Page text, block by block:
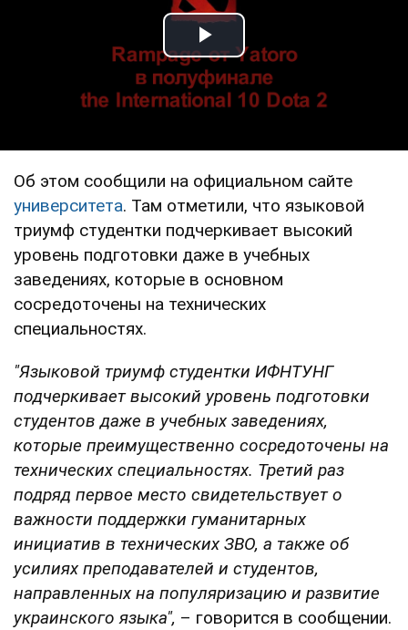
Play Video
Об этом сообщили на официальном сайте
университета. Там отметили, что языковой
триумф студентки подчеркивает высокий
уровень подготовки даже в учебных
заведениях, которые в основном
сосредоточены на технических
специальностях.
"Языковой триумф студентки ИФНТУНГ
подчеркивает высокий уровень подготовки
студентов даже в учебных заведениях,
которые преимущественно сосредоточены на
технических специальностях. Третий раз
подряд первое место свидетельствует о
важности поддержки гуманитарных
инициатив в технических ЗВО, а также об
усилиях преподавателей и студентов,
направленных на популяризацию и развитие
украинского языка", – говорится в сообщении.